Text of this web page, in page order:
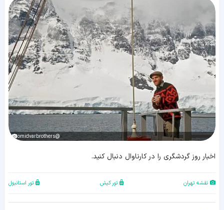
@omidvarbrothers
اخبار روز گردشگری را در کارناوال دنبال کنید.
نقشه تهران تور کیش تور استانبول